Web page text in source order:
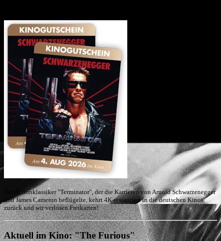
Der Actionklassiker "Terminator", der die Karrieren von Arnold Schwarzenegger
und James Cameron beflügelte, kehrt 4K-restauriert in die deutschen Kinos
zurück und wir verlosen Freikarten!
Aktuell im Kino: "The Furious"